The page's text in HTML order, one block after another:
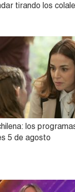
tirando los
los
5 de agosto